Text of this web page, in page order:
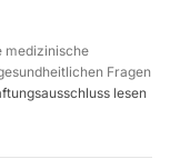
medizinische
Fragen
lesen